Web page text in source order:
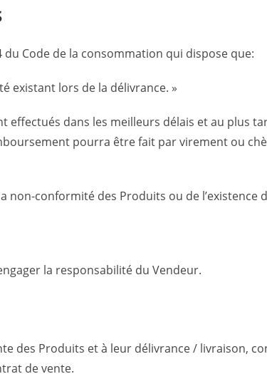
du Code de la consommation qui dispose que:
existant lors de la délivrance. »
dans les meilleurs délais et au plus
pourra être fait par virement ou
conformité des Produits ou de l’existence
la responsabilité du Vendeur.
des Produits et à leur délivrance / livraison,
de vente.